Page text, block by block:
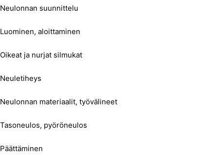
Neulonnan suunnittelu
Luominen, aloittaminen
Oikeat ja nurjat silmukat
Neuletiheys
Neulonnan materiaalit, työvälineet
Tasoneulos, pyöröneulos
Päättäminen